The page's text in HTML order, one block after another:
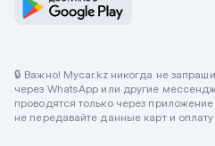
🔒 Важно! Mycar.kz никогда не
через WhatsApp или другие
проводятся только через
не передавайте данные карт и